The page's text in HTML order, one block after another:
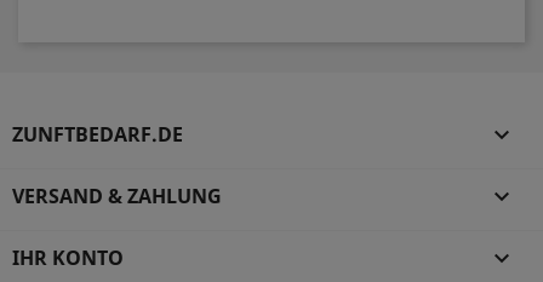
ZUNFTBEDARF.DE 
VERSAND & ZAHLUNG 
IHR KONTO 